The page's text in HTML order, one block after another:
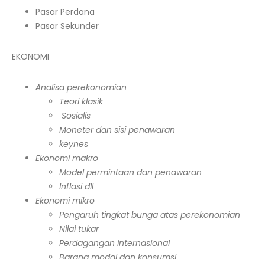
Pasar Perdana
Pasar Sekunder
EKONOMI
Analisa perekonomian
Teori klasik
Sosialis
Moneter dan sisi penawaran
keynes
Ekonomi makro
Model permintaan dan penawaran
Inflasi dll
Ekonomi mikro
Pengaruh tingkat bunga atas perekonomian
Nilai tukar
Perdagangan internasional